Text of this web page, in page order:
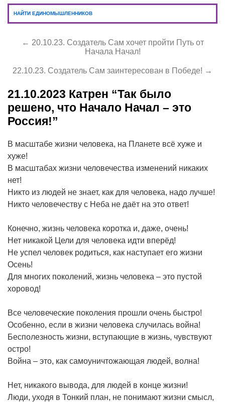
НАЙТИ ЕДИНОМЫШЛЕННИКОВ
← 20.10.23. Создатель Сам хочет пройти Путь от
Начала Начал!
22.10.23. Создатель Сам заинтересован в Победе! →
21.10.2023 Катрен “Так было
решено, что Начало Начал – это
Россия!”
В масштабе жизни человека, на Планете всё хуже и
хуже!
В масштабах жизни человечества изменений никаких
нет!
Никто из людей не знает, как для человека, надо лучше!
Никто человечеству с Неба не даёт на это ответ!
Конечно, жизнь человека коротка и, даже, очень!
Нет никакой Цели для человека идти вперёд!
Не успел человек родиться, как наступает его жизни
Осень!
Для многих поколений, жизнь человека – это пустой
хоровод!
Все человеческие поколения прошли очень быстро!
Особенно, если в жизни человека случилась война!
Бесполезность жизни, вступающие в жизнь, чувствуют
остро!
Война – это, как самоуничтожающая людей, волна!
Нет, никакого вывода, для людей в конце жизни!
Люди, уходя в Тонкий план, не понимают жизни смысл,